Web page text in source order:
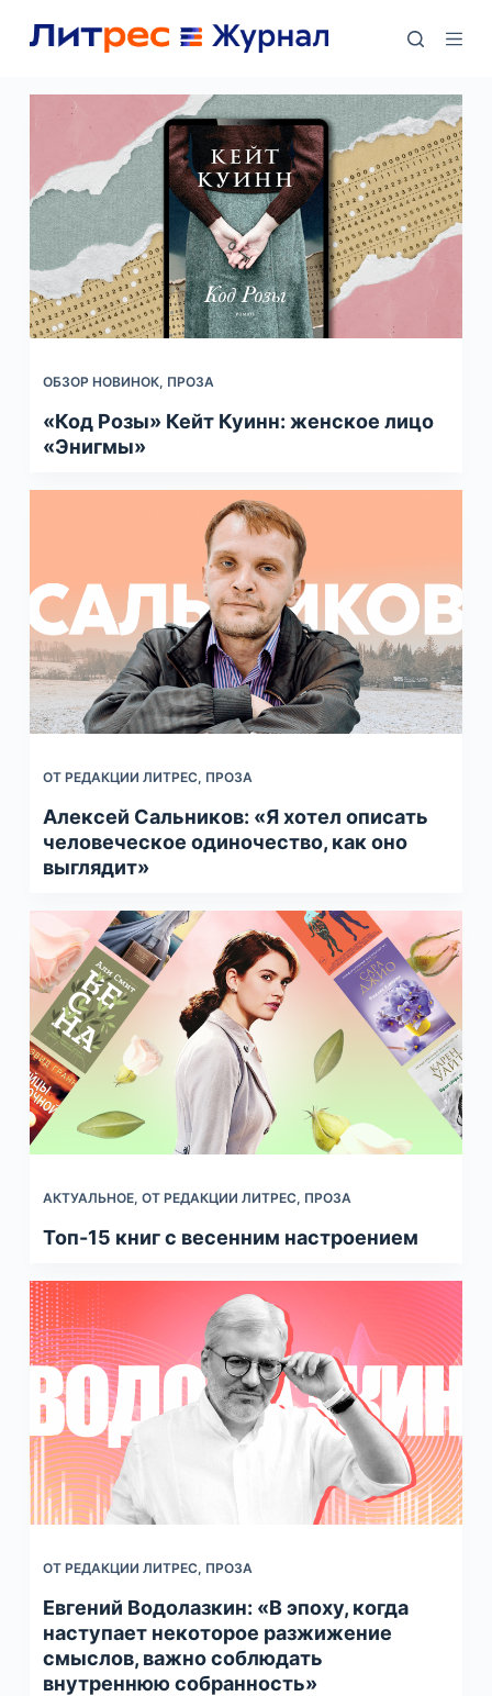
П
и
к
с
у
т
ОБЗОР НОВИНОК, ПРОЗА
«Код Розы» Кейт Куинн: женское лицо
«Энигмы»
ОТ РЕДАКЦИИ ЛИТРЕС, ПРОЗА
Алексей Сальников: «Я хотел описать
человеческое одиночество, как оно
выглядит»
АКТУАЛЬНОЕ, ОТ РЕДАКЦИИ ЛИТРЕС, ПРОЗА
Топ-15 книг с весенним настроением
ОТ РЕДАКЦИИ ЛИТРЕС, ПРОЗА
Евгений Водолазкин: «В эпоху, когда
наступает некоторое разжижение
смыслов, важно соблюдать
внутреннюю собранность»